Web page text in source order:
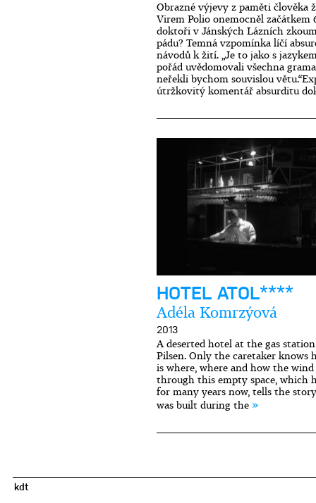
Obrazné výjevy z paměti člověka
Virem Polio onemocněl začátkem
doktoři v Jánských Lázních
pádu? Temná vzpomínka líčí
návodů k žití. „Je to jako s
pořád uvědomovali všechna
neřekli bychom souvislou
útržkovitý komentář absurditu
HOTEL ATOL****
Adéla Komrzýová
2013
A deserted hotel at the gas
Pilsen. Only the caretaker knows
is where, where and how the
through this empty space, which
for many years now, tells the
was built during the »
kdt